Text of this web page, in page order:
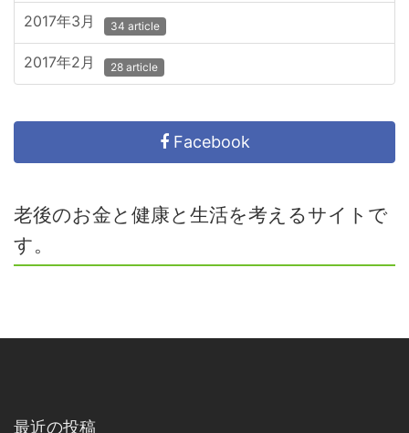
2017年3月 34 article
2017年2月 28 article
Facebook
老後のお金と健康と生活を考えるサイトで
す。
最近の投稿